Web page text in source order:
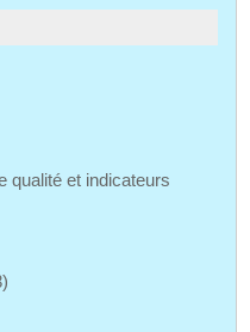
qualité et indicateurs